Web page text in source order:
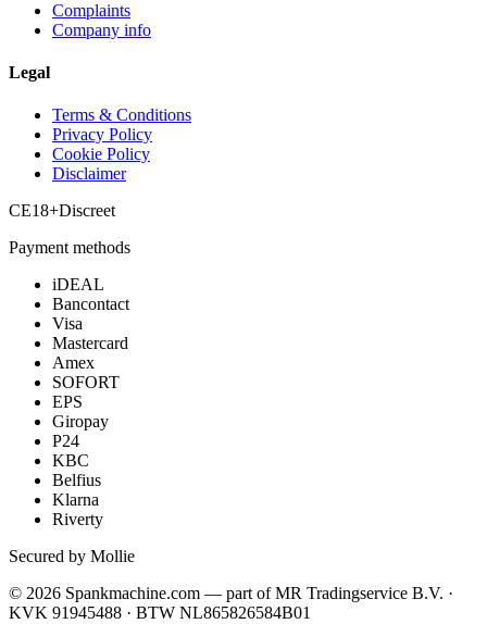
Complaints
Company info
Legal
Terms & Conditions
Privacy Policy
Cookie Policy
Disclaimer
CE18+Discreet
Payment methods
iDEAL
Bancontact
Visa
Mastercard
Amex
SOFORT
EPS
Giropay
P24
KBC
Belfius
Klarna
Riverty
Secured by Mollie
© 2026 Spankmachine.com — part ofMR Tradingservice B.V. ·
KVK 91945488 · BTW NL865826584B01